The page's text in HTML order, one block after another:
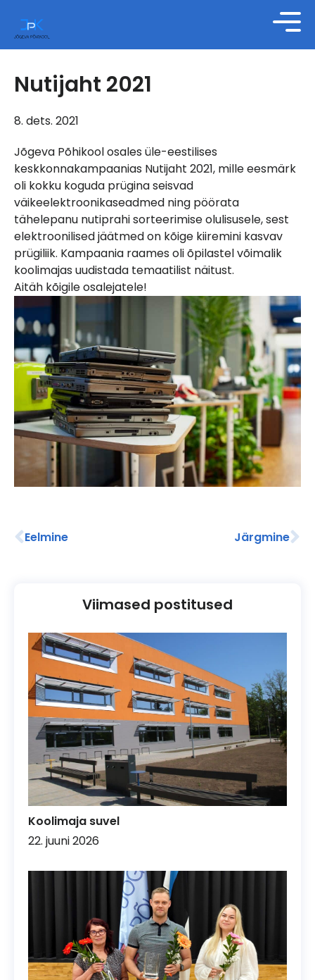
Nutijaht 2021
8. dets. 2021
Jõgeva Põhikool osales üle-eestilises
keskkonnakampaanias Nutijaht 2021, mille eesmärk
oli kokku koguda prügina seisvad
väikeelektroonikaseadmed ning pöörata
tähelepanu nutiprahi sorteerimise olulisusele, sest
elektroonilised jäätmed on kõige kiiremini kasvav
prügiliik. Kampaania raames oli õpilastel võimalik
koolimajas uudistada temaatilist näitust.
Aitäh kõigile osalejatele!
Eelmine Järgmine
Viimased postitused
Koolimaja suvel
22. juuni 2026